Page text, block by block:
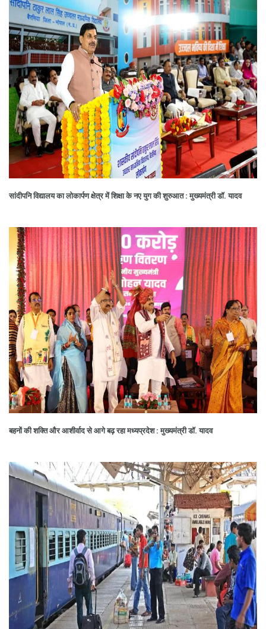
सांदीपनि विद्यालय का लोकार्पण क्षेत्र में शिक्षा के नए युग की शुरुआत : मुख्यमंत्री डॉ. यादव
बहनों की शक्ति और आशीर्वाद से आगे बढ़ रहा मध्यप्रदेश : मुख्यमंत्री डॉ. यादव